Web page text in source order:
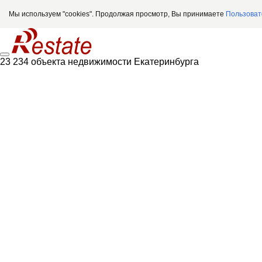
Мы используем "cookies". Продолжая просмотр, Вы принимаете
23 234 объекта недвижимости Екатеринбурга